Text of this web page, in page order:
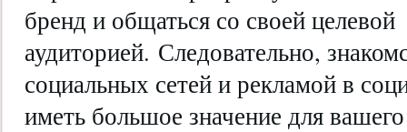
бренд и общаться со своей целевой
аудиторией. Следовательно,
социальных сетей и рекламой в
иметь большое значение для